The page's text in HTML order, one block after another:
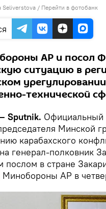
/ Перейти в фотобанк
АР и посол
ситуацию в
технической
Sputnik. Официальный
Минской
карабахского
генерал-полковник
послом в стране
Минобороны АР в